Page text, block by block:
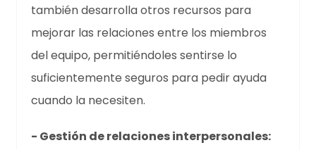
también desarrolla otros recursos para
mejorar las relaciones entre los miembros
del equipo, permitiéndoles sentirse lo
suficientemente seguros para pedir ayuda
cuando la necesiten.
- Gestión de relaciones interpersonales: